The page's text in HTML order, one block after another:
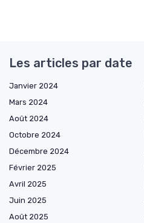
Les articles par date
Janvier 2024
Mars 2024
Août 2024
Octobre 2024
Décembre 2024
Février 2025
Avril 2025
Juin 2025
Août 2025